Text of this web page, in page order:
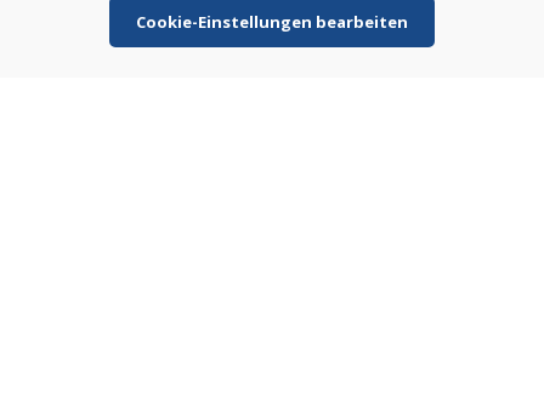
E-Shop
Cookie-Einstellungen bearbeiten